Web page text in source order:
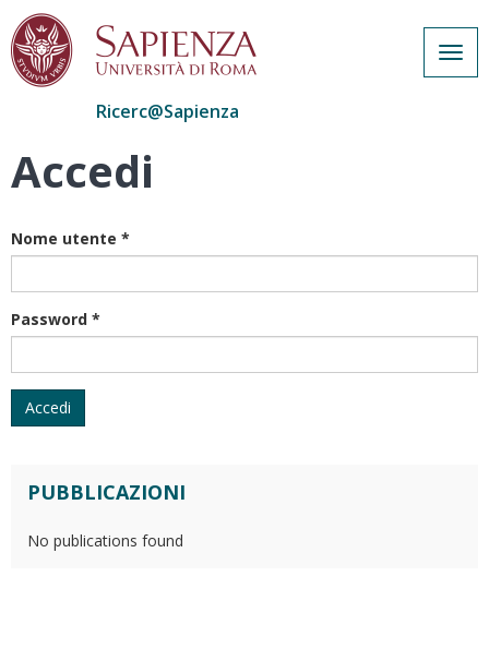
Salta
Ricerc@Sapienza
Accedi
Nome utente *
Password *
Accedi
PUBBLICAZIONI
No publications found